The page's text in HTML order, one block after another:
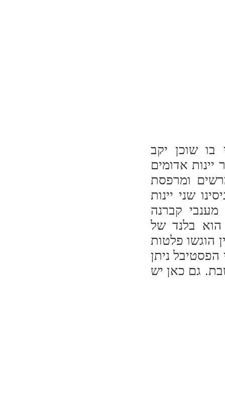
שוכן יקב
אדומים
ומרפסת
שני יינות
מענבי קברנה
והשני הוא בלנד של
הוגשו פלטות
הפסטיבל ניתן
גם כאן יש